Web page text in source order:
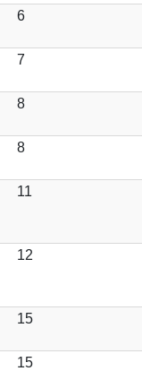
6
7
8
8
11
12
15
15